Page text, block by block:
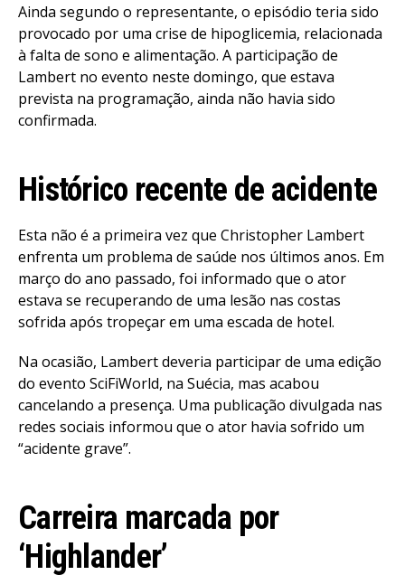
Ainda segundo o representante, o episódio teria sido
provocado por uma crise de hipoglicemia, relacionada
à falta de sono e alimentação. A participação de
Lambert no evento neste domingo, que estava
prevista na programação, ainda não havia sido
confirmada.
Histórico recente de acidente
Esta não é a primeira vez que Christopher Lambert
enfrenta um problema de saúde nos últimos anos. Em
março do ano passado, foi informado que o ator
estava se recuperando de uma lesão nas costas
sofrida após tropeçar em uma escada de hotel.
Na ocasião, Lambert deveria participar de uma edição
do evento SciFiWorld, na Suécia, mas acabou
cancelando a presença. Uma publicação divulgada nas
redes sociais informou que o ator havia sofrido um
“acidente grave”.
Carreira marcada por
‘Highlander’